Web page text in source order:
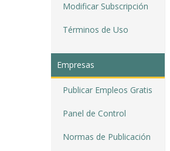
Modificar Subscripción
Términos de Uso
Empresas
Publicar Empleos Gratis
Panel de Control
Normas de Publicación